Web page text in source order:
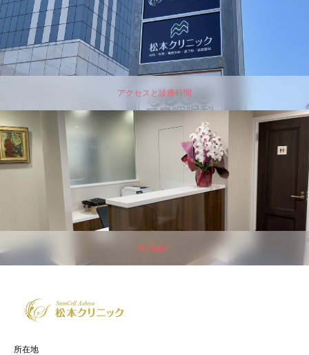
アクセスと診療時間
院内紹介
所在地